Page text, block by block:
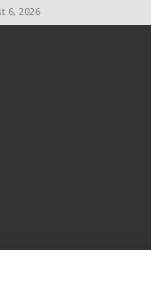
6, 2026